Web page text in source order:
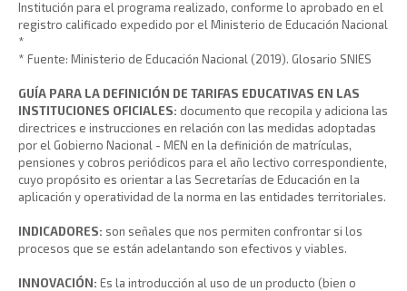
Institución para el programa realizado, conforme lo aprobado en el
registro calificado expedido por el Ministerio de Educación Nacional
*
* Fuente: Ministerio de Educación Nacional (2019). Glosario SNIES
GUÍA PARA LA DEFINICIÓN DE TARIFAS EDUCATIVAS EN LAS
INSTITUCIONES OFICIALES: documento que recopila y adiciona las
directrices e instrucciones en relación con las medidas adoptadas
por el Gobierno Nacional - MEN en la definición de matrículas,
pensiones y cobros periódicos para el año lectivo correspondiente,
cuyo propósito es orientar a las Secretarías de Educación en la
aplicación y operatividad de la norma en las entidades territoriales.
INDICADORES: son señales que nos permiten confrontar si los
procesos que se están adelantando son efectivos y viables.
INNOVACIÓN: Es la introducción al uso de un producto (bien o